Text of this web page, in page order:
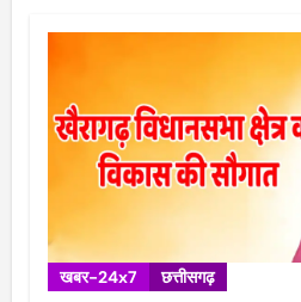
खबर-24x7 छत्तीसगढ़